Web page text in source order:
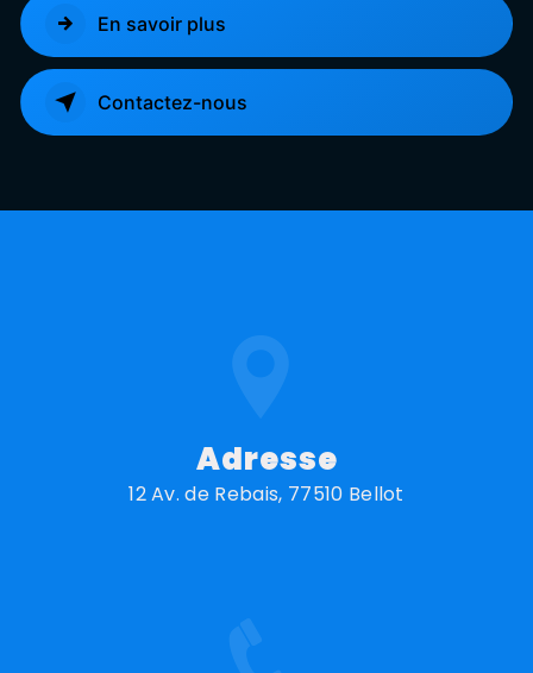
En savoir plus
Contactez-nous
Adresse
12 Av. de Rebais, 77510 Bellot